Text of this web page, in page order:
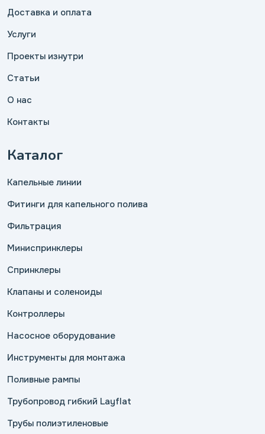
Доставка и оплата
Услуги
Проекты изнутри
Статьи
О нас
Контакты
Каталог
Капельные линии
Фитинги для капельного полива
Фильтрация
Миниспринклеры
Спринклеры
Клапаны и соленоиды
Контроллеры
Насосное оборудование
Инструменты для монтажа
Поливные рампы
Трубопровод гибкий Layflat
Трубы полиэтиленовые